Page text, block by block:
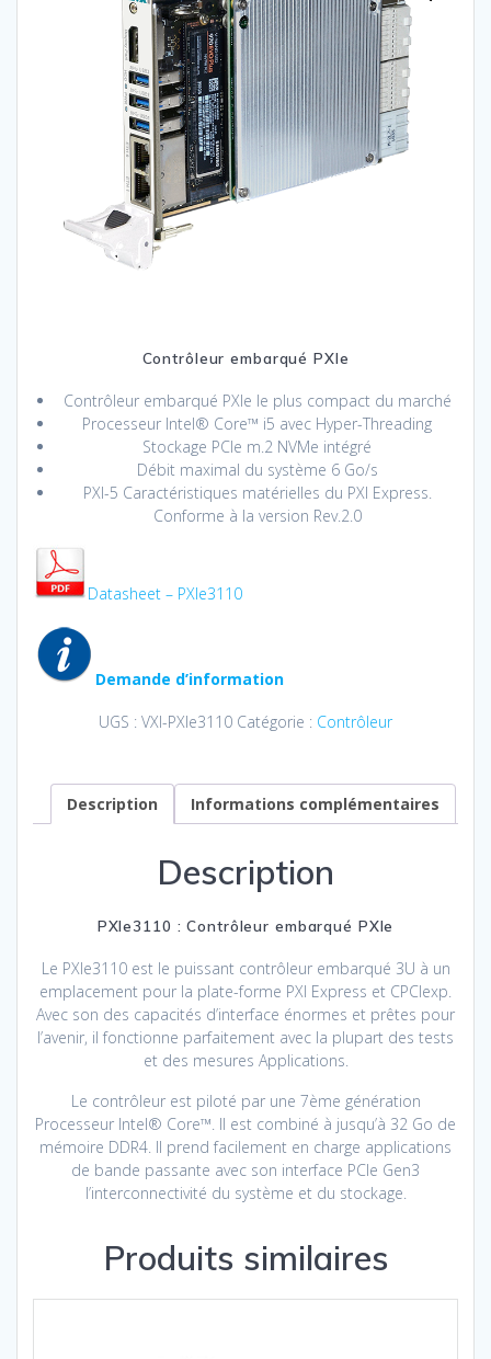
Contrôleur embarqué PXIe
Contrôleur embarqué PXIe le plus compact du marché
Processeur Intel® Core™ i5 avec Hyper-Threading
Stockage PCIe m.2 NVMe intégré
Débit maximal du système 6 Go/s
PXI-5 Caractéristiques matérielles du PXI Express.
Conforme à la version Rev.2.0
Datasheet – PXIe3110
Demande d’information
UGS : VXI-PXIe3110 Catégorie : Contrôleur
Description Informations complémentaires
Description
PXIe3110 : Contrôleur embarqué PXIe
Le PXIe3110 est le puissant contrôleur embarqué 3U à un
emplacement pour la plate-forme PXI Express et CPCIexp.
Avec son des capacités d’interface énormes et prêtes pour
l’avenir, il fonctionne parfaitement avec la plupart des tests
et des mesures Applications.
Le contrôleur est piloté par une 7ème génération
Processeur Intel® Core™. Il est combiné à jusqu’à 32 Go de
mémoire DDR4. Il prend facilement en charge applications
de bande passante avec son interface PCIe Gen3
l’interconnectivité du système et du stockage.
Produits similaires